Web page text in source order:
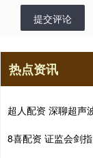
提交评论
热点资讯
超人配资 深聊超声
8喜配资 证监会剑